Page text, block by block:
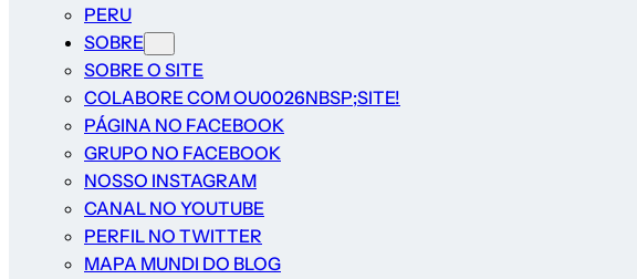
PERU
SOBRE
SOBRE O SITE
COLABORE COM OU0026NBSP;SITE!
PÁGINA NO FACEBOOK
GRUPO NO FACEBOOK
NOSSO INSTAGRAM
CANAL NO YOUTUBE
PERFIL NO TWITTER
MAPA MUNDI DO BLOG